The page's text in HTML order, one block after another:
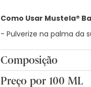
Como Usar Mustela®
- Pulverize na palma da
Composição
AQUA/ÁGUA/EAU, PEG-40
Preço por 100 ML